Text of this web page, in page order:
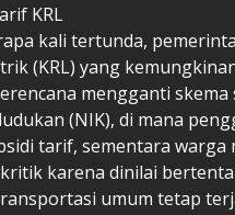
KRL
kali tertunda,
(KRL) yang
mengganti
(NIK), di mana
tarif, sementara
karena dinilai
umum tetap